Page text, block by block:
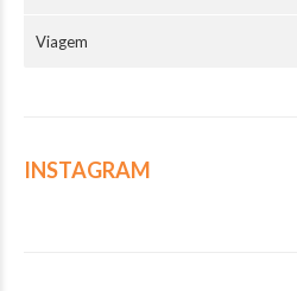
Viagem
INSTAGRAM